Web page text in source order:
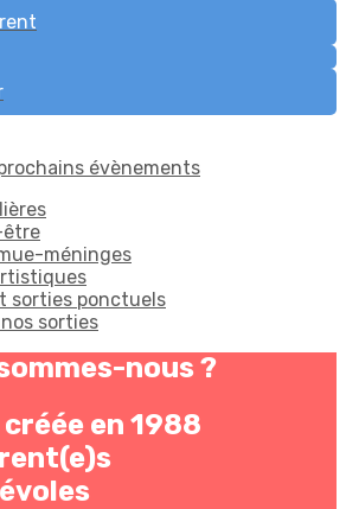
évènements
être
méninges
sorties ponctuels
sorties
nous ?
créée en 1988